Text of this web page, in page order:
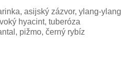
asijský zázvor, ylang-ylang
hyacint, tuberóza
pižmo, černý rybíz